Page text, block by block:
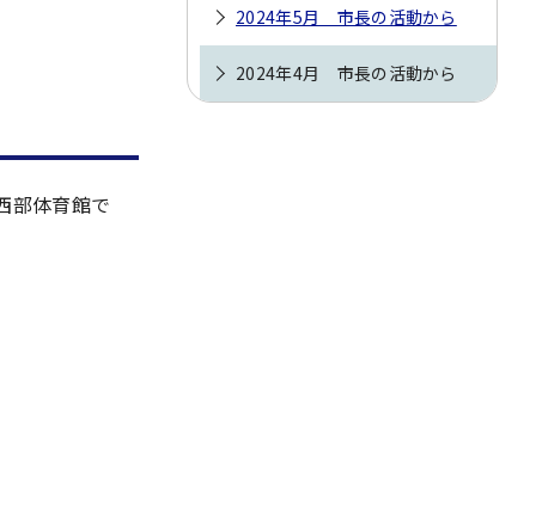
部体育館で
2024年5月 市長の活動から
2024年4月 市長の活動から